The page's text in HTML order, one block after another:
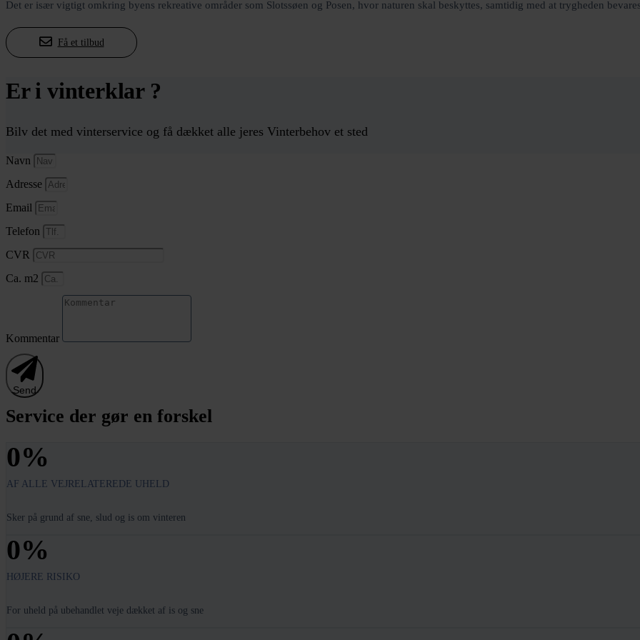
Det er især vigtigt omkring byens rekreative områder som Slotssøen og Posen, hvor naturen skal beskyttes, samtidig med at trygheden
Få et tilbud
Er i vinterklar ?
Bilv det med vinterservice og få dækket alle jeres Vinterbehov et sted
Navn
Adresse
Email
Telefon
CVR
Ca. m2
Kommentar
Send
Service der gør en forskel
AF ALLE VEJRELATEREDE UHELD
0%
Sker på grund af sne, slud og is om vinteren
HØJERE RISIKO
0%
For uheld på ubehandlet veje dækket af is og sne